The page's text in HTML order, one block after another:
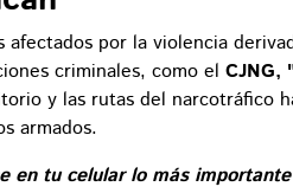
afectados por la violencia
criminales, como el CJNG,
y las rutas del narcotráfico
armados.
en tu celular lo más